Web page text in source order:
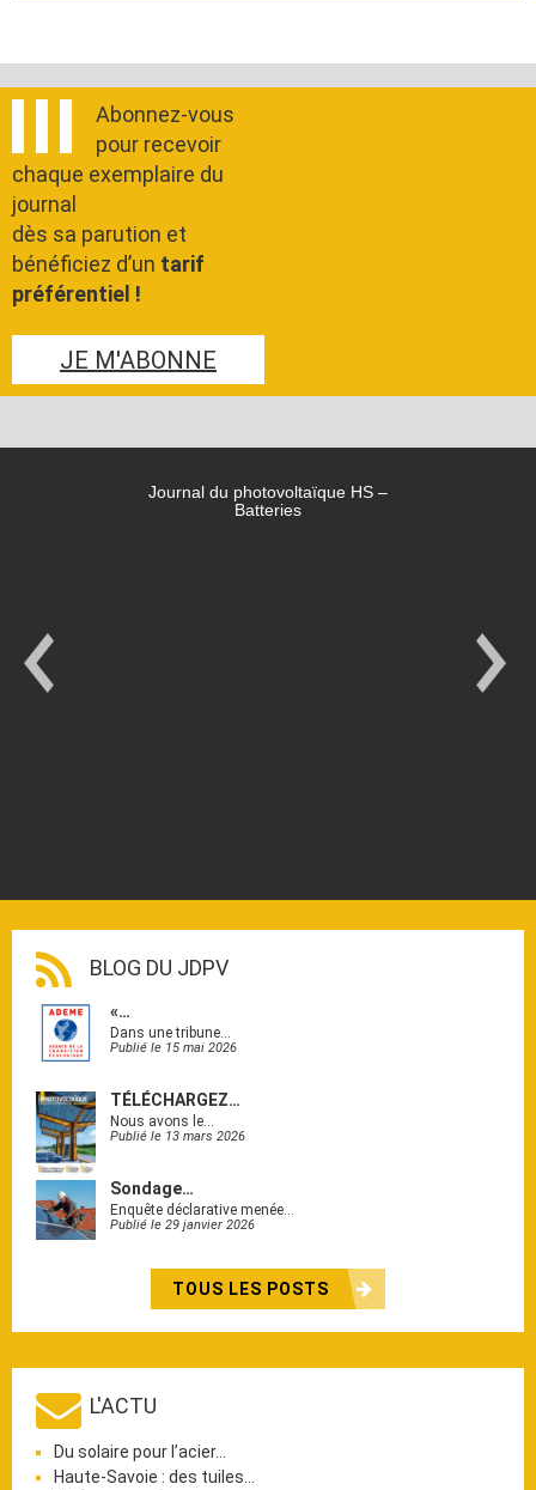
Abonnez-vous
pour recevoir
chaque exemplaire du
journal
dès sa parution et
bénéficiez d’un tarif
préférentiel !
JE M'ABONNE
Journal du photovoltaïque HS –
Batteries
BLOG DU JDPV
«…
Dans une tribune…
Publié le 15 mai 2026
TÉLÉCHARGEZ…
Nous avons le…
Publié le 13 mars 2026
Sondage…
Enquête déclarative menée…
Publié le 29 janvier 2026
TOUS LES POSTS
L'ACTU
Du solaire pour l’acier…
Haute-Savoie : des tuiles…